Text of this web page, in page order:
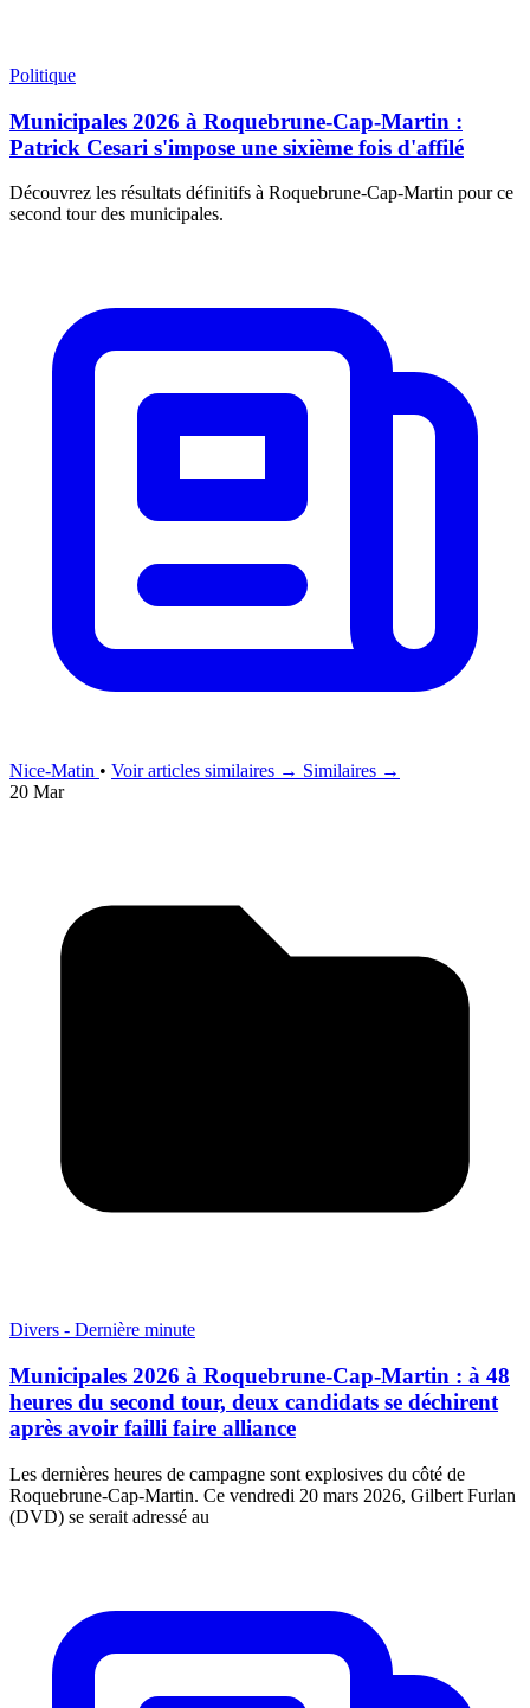
Politique
Municipales 2026 à Roquebrune-Cap-Martin :
Patrick Cesari s'impose une sixième fois d'affilé
Découvrez les résultats définitifs à Roquebrune-Cap-Martin pour ce
second tour des municipales.
Nice-Matin • Voir articles similaires → Similaires →
20 Mar
Divers - Dernière minute
Municipales 2026 à Roquebrune-Cap-Martin : à 48
heures du second tour, deux candidats se déchirent
après avoir failli faire alliance
Les dernières heures de campagne sont explosives du côté de
Roquebrune-Cap-Martin. Ce vendredi 20 mars 2026, Gilbert Furlan
(DVD) se serait adressé au